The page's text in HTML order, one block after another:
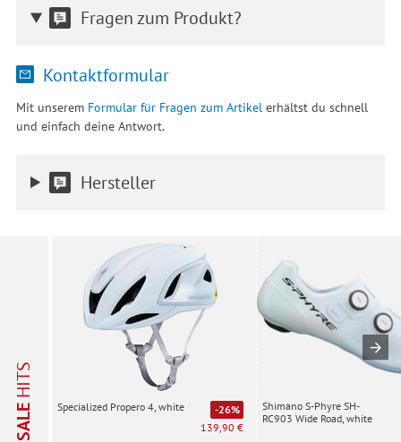
Fragen zum Produkt?
Kontaktformular
Mit unserem Formular für Fragen zum Artikelerhältst du schnell
und einfach deine Antwort.
Hersteller
SALE
HITS
Specialized Propero 4, white
-26%
139,90 €
Shimano S-Phyre SH-
RC903 Wide Road, white